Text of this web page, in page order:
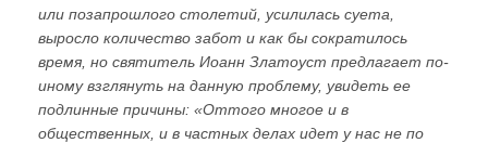
или позапрошлого столетий, усилилась суета,
выросло количество забот и как бы сократилось
время, но святитель Иоанн Златоуст предлагает по-
иному взглянуть на данную проблему, увидеть ее
подлинные причины: «Оттого многое и в
общественных, и в частных делах идет у нас не по